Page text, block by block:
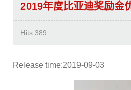
2019年度比亚迪奖励金
Hits:389
Release time:2019-09-03